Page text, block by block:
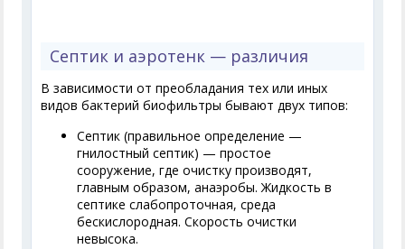
Септик и аэротенк — различия
В зависимости от преобладания тех или иных
видов бактерий биофильтры бывают двух типов:
Септик (правильное определение —
гнилостный септик) — простое
сооружение, где очистку производят,
главным образом, анаэробы. Жидкость в
септике слабопроточная, среда
бескислородная. Скорость очистки
невысока.